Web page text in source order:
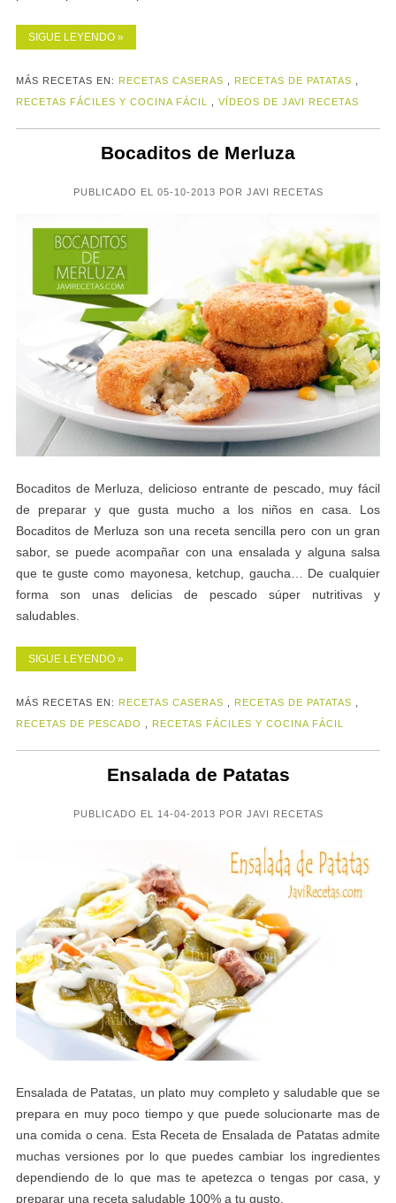
SIGUE LEYENDO »
MÁS RECETAS EN: RECETAS CASERAS , RECETAS DE PATATAS ,
RECETAS FÁCILES Y COCINA FÁCIL , VÍDEOS DE JAVI RECETAS
Bocaditos de Merluza
PUBLICADO EL 05-10-2013 POR JAVI RECETAS
Bocaditos de Merluza, delicioso entrante de pescado, muy fácil
de preparar y que gusta mucho a los niños en casa. Los
Bocaditos de Merluza son una receta sencilla pero con un gran
sabor, se puede acompañar con una ensalada y alguna salsa
que te guste como mayonesa, ketchup, gaucha… De cualquier
forma son unas delicias de pescado súper nutritivas y
saludables.
SIGUE LEYENDO »
MÁS RECETAS EN: RECETAS CASERAS RECETAS DE PATATAS
RECETAS DE PESCADO
RECETAS FÁCILES Y COCINA FÁCIL
Ensalada de Patatas
PUBLICADO EL 14-04-2013 POR JAVI RECETAS
Ensalada de Patatas, un plato muy completo y saludable que se
prepara en muy poco tiempo y que puede solucionarte mas de
una comida o cena. Esta Receta de Ensalada de Patatas admite
muchas versiones por lo que puedes cambiar los ingredientes
dependiendo de lo que mas te apetezca o tengas por casa, y
preparar una receta saludable 100% a tu gusto.